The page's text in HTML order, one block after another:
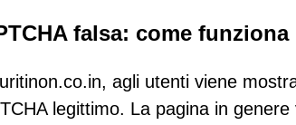
falsa: come
agli utenti viene
legittimo. La pagina in